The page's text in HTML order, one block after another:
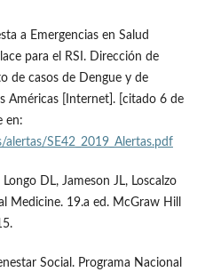
a Emergencias en Salud
para el RSI. Dirección de
de casos de Dengue y de
Américas [Internet]. [citado 6 de
en:
SE42_2019_Alertas.pdf
DL, Jameson JL, Loscalzo
Medicine. 19.a ed. McGraw Hill
Social. Programa Nacional